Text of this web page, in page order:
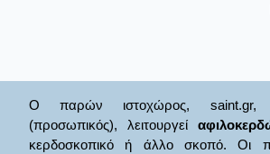
Ο παρών ιστοχώρος, saint.gr,
(προσωπικός), λειτουργεί
κερδοσκοπικό ή άλλο σκοπό. Οι